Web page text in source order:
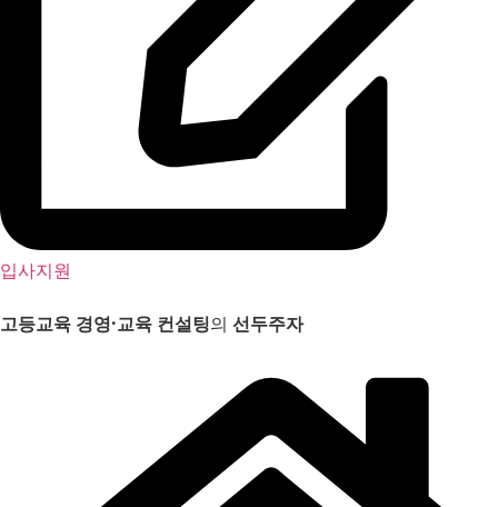
입사지원
고등교육 경영·교육 컨설팅의 선두주자